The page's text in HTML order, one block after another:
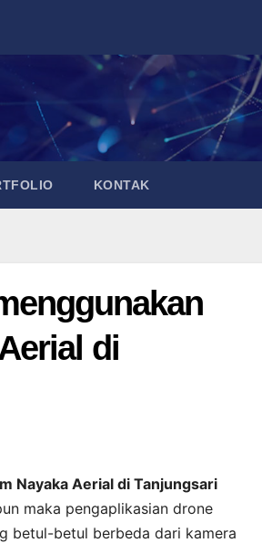
KONTAK
di
Nayaka Aerial di Tanjungsari
maka pengaplikasian drone
betul-betul berbeda dari kamera